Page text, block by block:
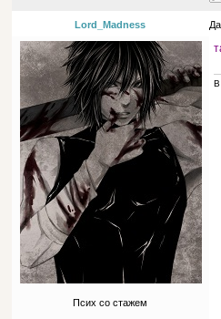
Lord_Madness
Псих со стажем
В